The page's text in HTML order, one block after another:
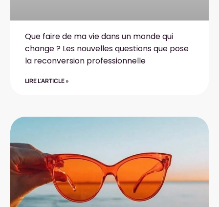
Que faire de ma vie dans un monde qui
change ? Les nouvelles questions que pose
la reconversion professionnelle
LIRE L'ARTICLE »